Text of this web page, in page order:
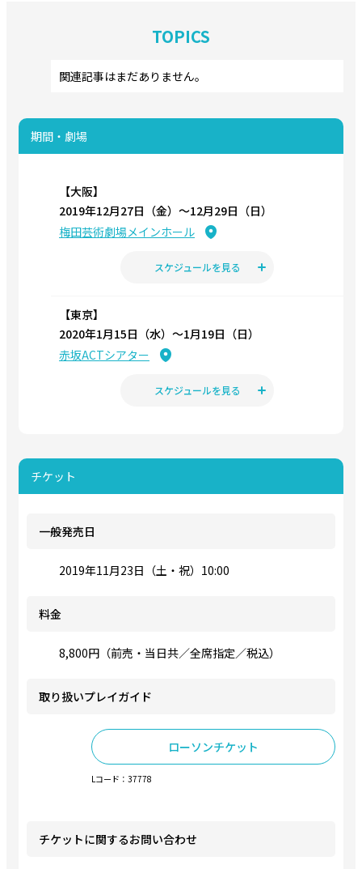
TOPICS
関連記事はまだありません。
期間・劇場
【大阪】
2019年12月27日（金）〜12月29日（日）
梅田芸術劇場メインホール
スケジュールを見る
【東京】
2020年1月15日（水）〜1月19日（日）
赤坂ACTシアター
スケジュールを見る
チケット
一般発売日
2019年11月23日（土・祝）10:00
料金
8,800円（前売・当日共／全席指定／税込）
取り扱いプレイガイド
ローソンチケット
Lコード：37778
チケットに関するお問い合わせ